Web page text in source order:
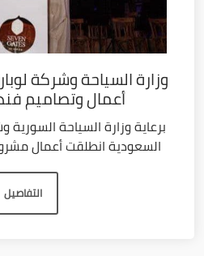
وزارة السياحة وشركة
أعمال وتصاميم
برعاية وزارة السياحة
السعودية انطلقت أعمال
التفاصيل